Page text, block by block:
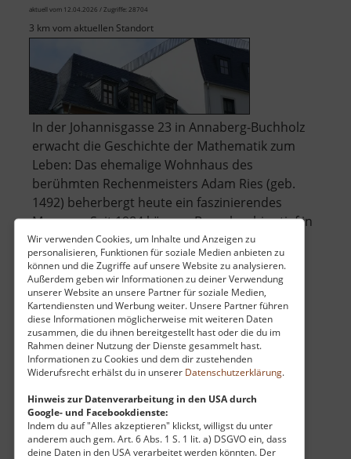
Wir verwenden Cookies, um Inhalte und Anzeigen zu
personalisieren, Funktionen für soziale Medien anbieten zu
können und die Zugriffe auf unsere Website zu analysieren.
Außerdem geben wir Informationen zu deiner Verwendung
unserer Website an unsere Partner für soziale Medien,
Kartendiensten und Werbung weiter. Unsere Partner führen
diese Informationen möglicherweise mit weiteren Daten
zusammen, die du ihnen bereitgestellt hast oder die du im
Rahmen deiner Nutzung der Dienste gesammelt hast.
Informationen zu Cookies und dem dir zustehenden
Widerufsrecht erhälst du in unserer Datenschutzerklärung.
Hinweis zur Datenverarbeitung in den USA durch
Google- und Facebookdienste:
Indem du auf "Alles akzeptieren" klickst, willigst du unter
anderem auch gem. Art. 6 Abs. 1 S. 1 lit. a) DSGVO ein, dass
deine Daten in den USA verarbeitet werden könnten. Der
aktuell vom 12.04.2026 / Zugriffe: 28704
3 km vom aktuellen Standort
In der Johannisgasse 23 in Annaberg-Buchholz
erwacht die Geschichte der Mathematik zum
Leben: Das ehemalige Wohnhaus des
berühmten Rechenmeisters Adam Ries (geb.
1492) beherbergt heute ein faszinierendes
Museum. Seit 1984 können Besucher hier tief in
das Leben und Wirken des „Vaters des
modernen Rec.. »weiterlesenüber
Adam-
Ries-
Museum
Markus-Röhling-Stolln
Mittleres Erzgebirge
aktuell vom 12.04.2026 / Zugriffe: 44864
1 km vom aktuellen Standort